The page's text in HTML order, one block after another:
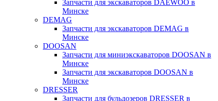
Запчасти для экскаваторов DAEWOO в
Минске
DEMAG
Запчасти для экскаваторов DEMAG в
Минске
DOOSAN
Запчасти для миниэкскаваторов DOOSAN в
Минске
Запчасти для экскаваторов DOOSAN в
Минске
DRESSER
Запчасти для бульдозеров DRESSER в